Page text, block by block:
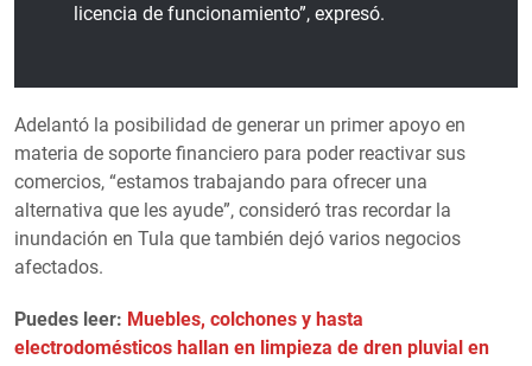
licencia de funcionamiento”, expresó.
Adelantó la posibilidad de generar un primer apoyo en
materia de soporte financiero para poder reactivar sus
comercios, “estamos trabajando para ofrecer una
alternativa que les ayude”, consideró tras recordar la
inundación en Tula que también dejó varios negocios
afectados.
Puedes leer: Muebles, colchones y hasta
electrodomésticos hallan en limpieza de dren pluvial en